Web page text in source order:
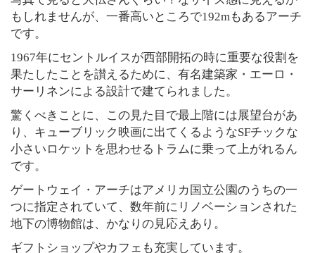
もしれませんが、一番高いところで192mもあるアーチ
です。
1967年にセントルイスが西部開拓の時に重要な役割を
果たしたことを讃えるために、有名建築家・エーロ・
サーリネンによる設計で建てられました。
驚くべきことに、この見た目で最上階には展望台があ
り、キューブリック映画に出てくるようなSFチックな
小さいロケットを思わせるトラムに乗って上がれるん
です。
ゲートウェイ・アーチはアメリカ国立公園のうちの一
つに指定されていて、数年前にリノベーションされた
地下の博物館は、かなりの見応えあり。
ギフトショップやカフェも充実しています。